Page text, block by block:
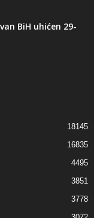
BiH uhićen 29-
18145
16835
4495
3851
3778